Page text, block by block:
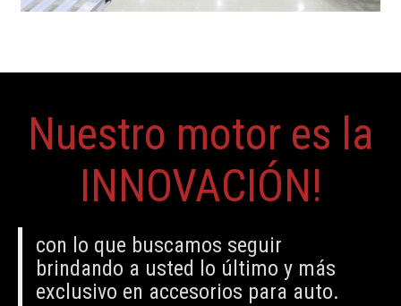
Nuestro motor es la
INNOVACIÓN!
con lo que buscamos seguir
brindando a usted lo último y más
exclusivo en accesorios para auto.